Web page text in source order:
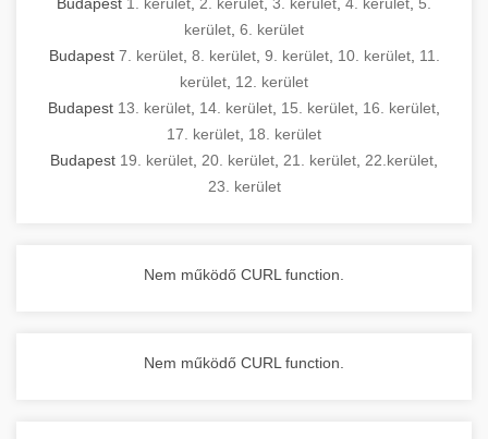
kerület 6. kerület
Budapest 7. kerület, 8. kerület, 9. kerület, 10. kerület, 11.
kerület 12. kerület
Budapest 13. kerület 14. kerület 15. kerület 16. kerület
17. kerület 18. kerület
Budapest 19. kerület 20. kerület 21. kerület 22.kerület
23. kerület
Nem működő CURL function.
Nem működő CURL function.